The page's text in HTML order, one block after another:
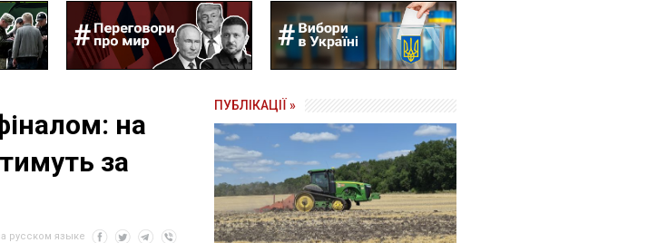
на
за
русском языке
ПУБЛІКАЦІЇ »